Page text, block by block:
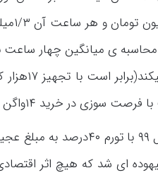
ی
ی میانگین چهار ساعت
حدود۵/۲
۱۴واگن قطار برای متروی تهران.
با یک ضرب و تقسیم ساده در
ای شد که هیچ اثر